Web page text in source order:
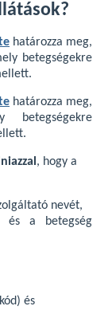
határozza meg,
betegségekre
határozza meg,
betegségekre
, hogy a
nevét,
és a betegség
és